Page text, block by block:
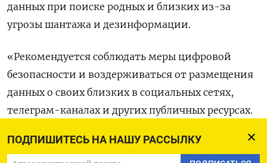
ПОДПИШИТЕСЬ НА НАШУ РАССЫЛКУ
данных при поиске родных и близких из-за
угрозы шантажа и дезинформации.
«Рекомендуется соблюдать меры цифровой
безопасности и воздерживаться от размещения
данных о своих близких в социальных сетях,
телеграм-каналах и других публичных ресурсах.
операций (ЦИПсО) активно собирает такие